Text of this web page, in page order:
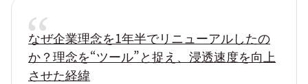
なぜ企業理念を1年半でリニューアルしたの
か？理念を“ツール”と捉え、浸透速度を向上
させた経緯